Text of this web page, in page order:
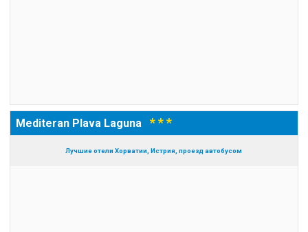
Mediteran Plava Laguna* * *
Лучшие отели Хорватии, Истрия, проезд автобусом